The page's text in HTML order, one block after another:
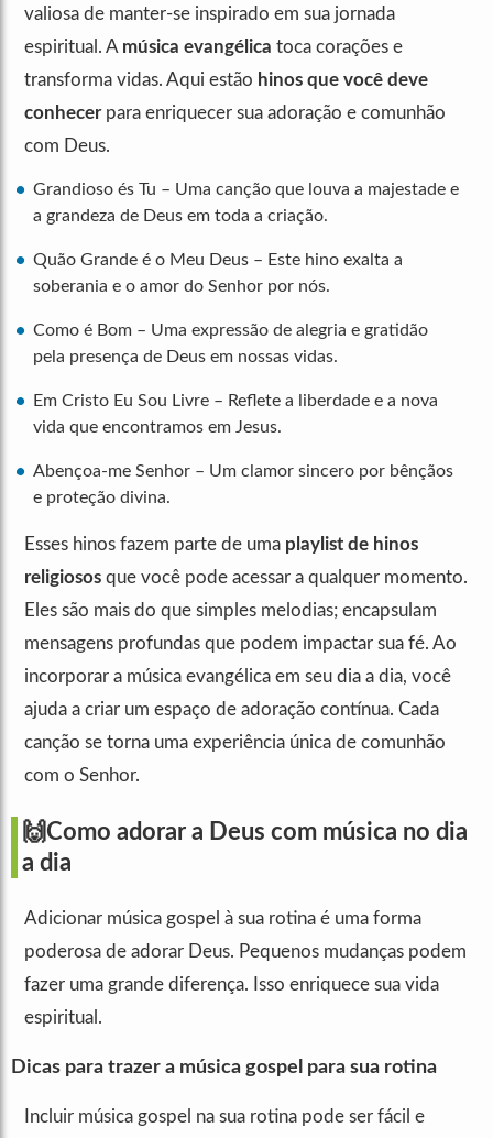
valiosa de manter-se inspirado em sua jornada
espiritual. A música evangélica toca corações e
transforma vidas. Aqui estão hinos que você deve
conhecerpara enriquecer sua adoração e comunhão
com Deus.
Grandioso és Tu – Uma canção que louva a majestade e
a grandeza de Deus em toda a criação.
Quão Grande é o Meu Deus – Este hino exalta a
soberania e o amor do Senhor por nós.
Como é Bom – Uma expressão de alegria e gratidão
pela presença de Deus em nossas vidas.
Em Cristo Eu Sou Livre – Reflete a liberdade e a nova
vida que encontramos em Jesus.
Abençoa-me Senhor – Um clamor sincero por bênçãos
e proteção divina.
Esses hinos fazem parte de uma playlist de hinos
religiosos que você pode acessar a qualquer momento.
Eles são mais do que simples melodias; encapsulam
mensagens profundas que podem impactar sua fé. Ao
incorporar a música evangélica em seu dia a dia, você
ajuda a criar um espaço de adoração contínua. Cada
canção se torna uma experiência única de comunhão
com o Senhor.
🙌Como adorar a Deus com música no dia
a dia
Adicionar música gospel à sua rotina é uma forma
poderosa de adorar Deus. Pequenos mudanças podem
fazer uma grande diferença. Isso enriquece sua vida
espiritual.
Dicas para trazer a música gospel para sua rotina
Incluir música gospel na sua rotina pode ser fácil e